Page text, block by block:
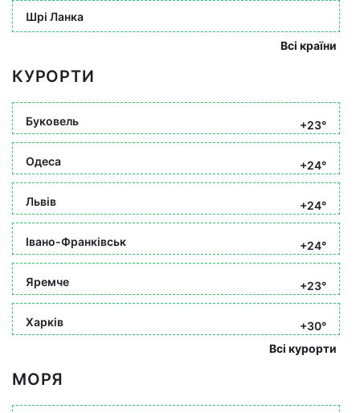
Шрі Ланка
Всі країни
КУРОРТИ
Буковель +23°
Одеса +24°
Львів +24°
Івано-Франківськ +24°
Яремче +23°
Харків
+30°
Всі курорти
МОРЯ